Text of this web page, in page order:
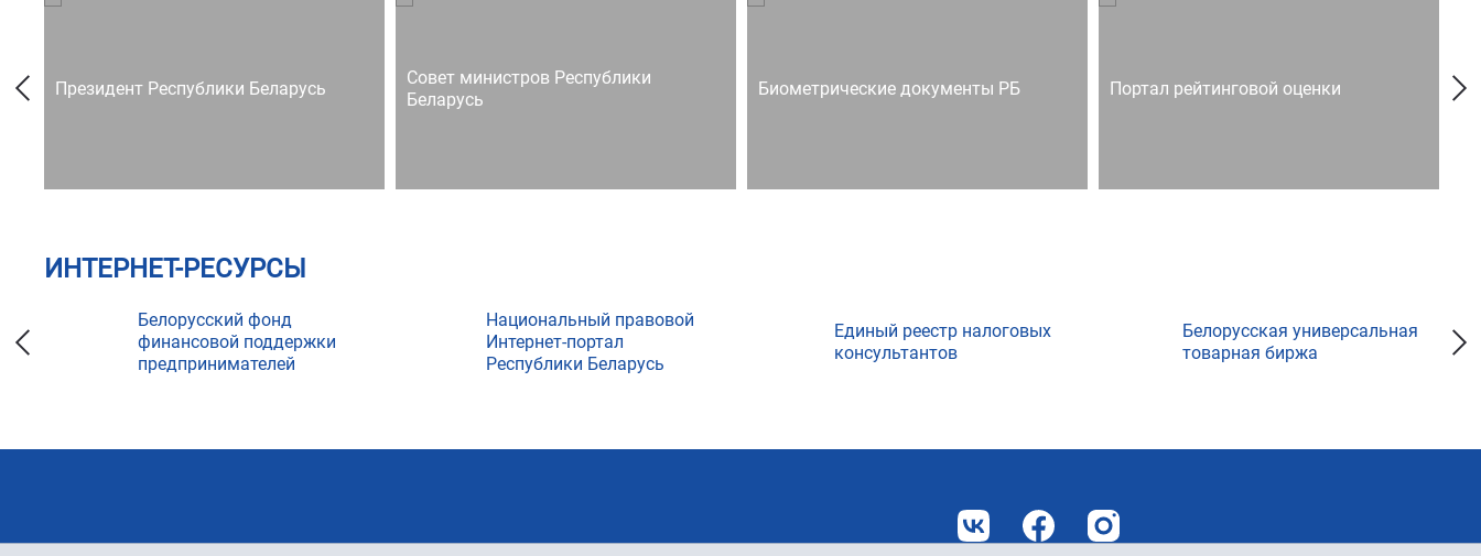
Президент Республики Беларусь
Совет министров Республики
Беларусь
Биометрические документы РБ Портал рейтинговой оценки
ИНТЕРНЕТ-РЕСУРСЫ
Белорусский фонд
финансовой поддержки
предпринимателей
Национальный правовой
Интернет-портал
Республики Беларусь
Единый реестр налоговых
консультантов
Белорусская универсальная
товарная биржа